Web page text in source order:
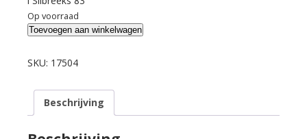
Op voorraad
Kuipers,
J.B.
moment
dageraad.
aantal
Toevoegen aan winkelwagen
SKU: 17504
Beschrijving